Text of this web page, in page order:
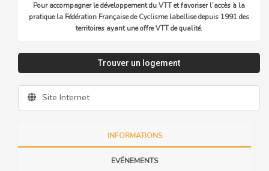
Pour accompagner le développement du VTT et favoriser l’accès à la
pratique la Fédération Française de Cyclisme labellise depuis 1991 des
territoires ayant une offre VTT de qualité.
Trouver un logement
Site Internet
INFORMATIONS
EVÉNEMENTS